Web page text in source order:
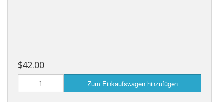
$42.00
Zum Einkaufswagen hinzufügen